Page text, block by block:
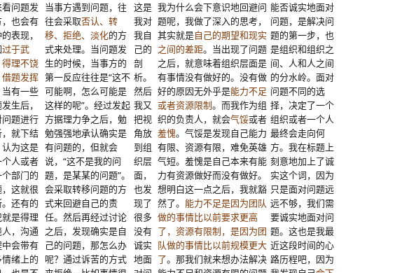
能否诚实地面对
问题，是解决问
题的第一步，也
是组织和组织之
间、人和人之间
的分水岭。面对
问题不同的选
择，决定了一个
组织或者一个人
最终会走向何
方。我在标题上
刻意地加上了诚
实这个词，因为
只是面对问题远
远不够，我们需
要诚实地面对问
题。这也是我最
近这段时间的心
路历程吧，因为
我为什么会下意识地回避问
题呢，我做了深入的思考，
其实就是自己的期望和现实
之间的差距。当出现了问题
之后，就意味着组织层面是
有事情没有做好的。没有做
好的原因无外乎是能力不足
或者资源限制。而我作为组
织的负责人，就会气馁或者
羞愧。气馁是发现自己能力
有限、资源有限，难免英雄
气短。羞愧是自己本来有能
力有资源做好而没有做好。
想明白这一点之后，我就豁
然了。能力不足是因为团队
做的事情比以前要求更高
了，资源有限制，是因为团
队做的事情比以前规模更大
了。那我们就来想办法解决
这是
我对
我自
己的
剖
析。
然后
我又
把视
角放
到组
织层
面，
也发
现了
很多
没有
诚实
地面
当事方遇到问题，往
往会采取否认、转
移、拒绝、淡化的方
式来处理。当问题发
生的时候，当事方的
第一反应往往是“这不
可能啊，怎么可能是
这样的呢”。经过发起
方据理力争之后，勉
勉强强地承认确实是
有问题的，但就会
说，“这不是我的问
题，是某某的问题”。
会采取转移问题的方
式来回避自己的责
任。然后再经过讨论
之后，发现确实是自
己的问题，那怎么办
呢？通过诉苦的方式
问题发
也会有
表现，
过于武
得理不饶
借题发挥
有一些
生后，
题进行
就下结
为这是
人或者
部门的
，这就很
还有的
是得理
，沟通
会带有
绪上的